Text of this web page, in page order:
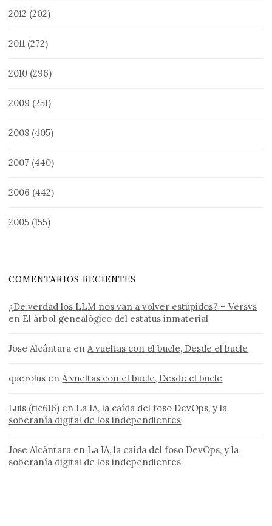
2012 (202)
2011 (272)
2010 (296)
2009 (251)
2008 (405)
2007 (440)
2006 (442)
2005 (155)
COMENTARIOS RECIENTES
¿De verdad los LLM nos van a volver estúpidos? – Versvs
en El árbol genealógico del estatus inmaterial
Jose Alcántara en A vueltas con el bucle, Desde el bucle
querolus en A vueltas con el bucle, Desde el bucle
Luis (tic616) en La IA, la caída del foso DevOps, y la
soberanía digital de los independientes
Jose Alcántara en La IA, la caída del foso DevOps, y la
soberanía digital de los independientes